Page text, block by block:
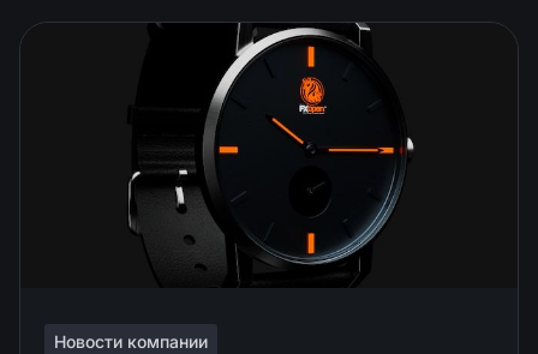
Новости компании